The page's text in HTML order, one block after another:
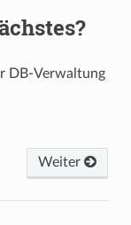
DB-Verwaltung
Weiter